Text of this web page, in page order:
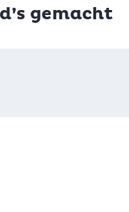
gemacht